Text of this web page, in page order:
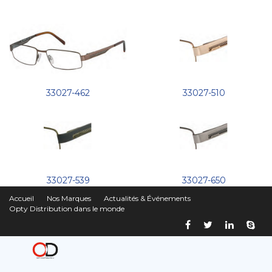
33027-462 33027-510
33027-539 33027-650
Accueil Nos Marques
Actualités & Événements
Opty Distribution dans le monde